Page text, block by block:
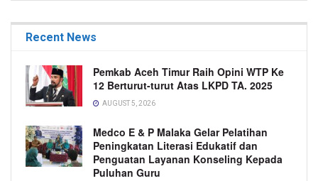
Recent News
Pemkab Aceh Timur Raih Opini WTP Ke
12 Berturut-turut Atas LKPD TA. 2025
AUGUST 5, 2026
Medco E & P Malaka Gelar Pelatihan
Peningkatan Literasi Edukatif dan
Penguatan Layanan Konseling Kepada
Puluhan Guru